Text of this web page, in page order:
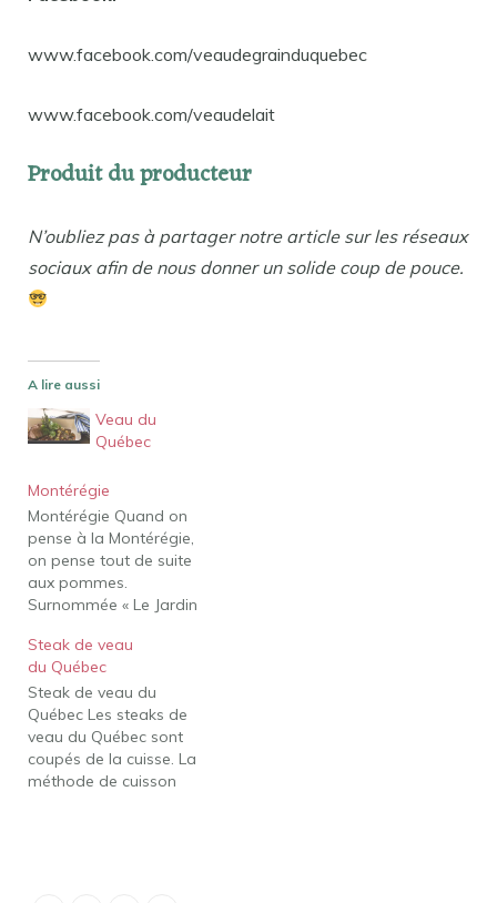
www.facebook.com/veaudegrainduquebec
www.facebook.com/veaudelait
Produit du producteur
N’oubliez pas à partager notre article sur les réseaux
sociaux afin de nous donner un solide coup de pouce.
A lire aussi
Veau du
Québec
Montérégie
Montérégie Quand on
pense à la Montérégie,
on pense tout de suite
aux pommes.
Surnommée « Le Jardin
est la plus grande
productrice de pommes
de la province, avec plus
de 800 000 pommiers !
On y trouve des
vignobles et des cidreries
offrant une…
Steak de veau
du Québec
Steak de veau du
Québec Les steaks de
veau du Québec sont
coupés de la cuisse. La
méthode de cuisson